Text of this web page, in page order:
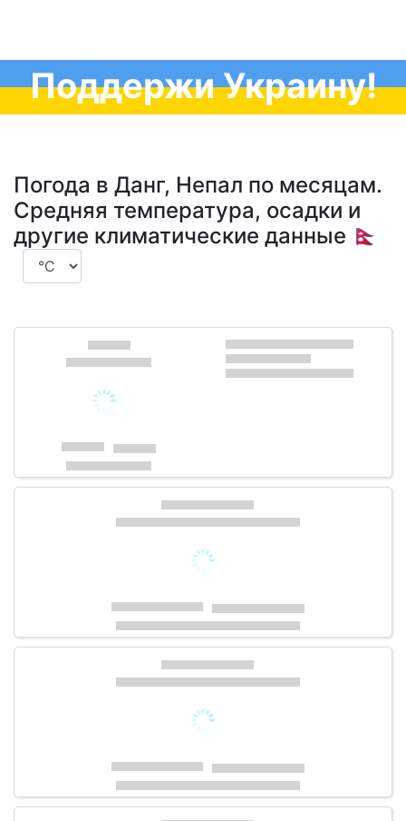
Поддержи Украину!
Погода в Данг, Непал по месяцам.
Средняя температура, осадки и
другие климатические данные 🇳🇵